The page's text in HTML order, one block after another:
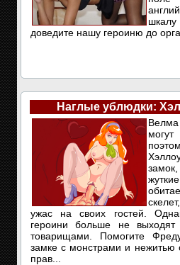
доведите нашу героиню до
Наглые ублюдки:
ужас на своих гостей.
героини больше не
товарищами. Помогите
замке с монстрами и нежитью
прав...